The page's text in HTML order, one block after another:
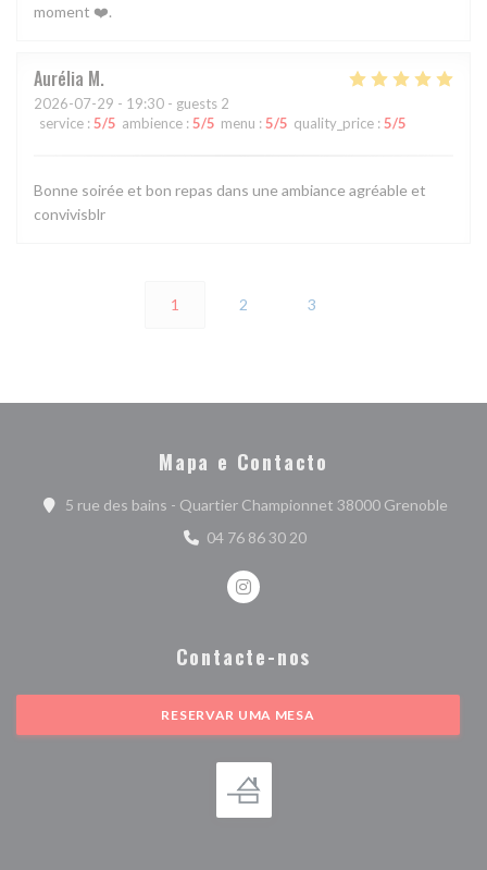
moment ❤️.
Aurélia M
2026-07-29 - 19:30 - guests 2
service : 5/5 ambience : 5/5 menu : 5/5 quality_price : 5/5
Bonne soirée et bon repas dans une ambiance agréable et
convivisblr
1 2 3
Mapa e Contacto
5 rue des bains - Quartier Championnet 38000 Grenoble
04 76 86 30 20
Instagram ((abre numa nova
Contacte-nos
RESERVAR UMA MESA